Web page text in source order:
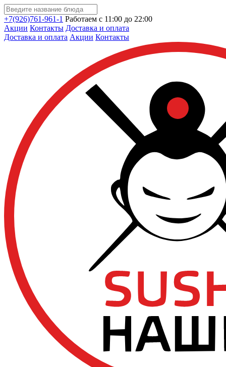
+7(926)761-961-1 Работаем с 11:00 до 22:00
Акции Контакты Доставка и оплата
Доставка и оплата Акции Контакты